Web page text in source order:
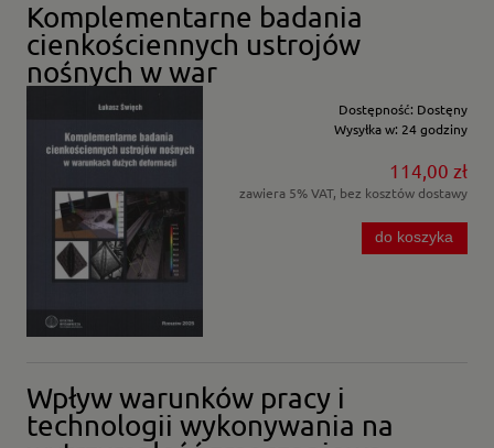
Komplementarne badania
cienkościennych ustrojów
nośnych w war
Dostępność: Dostęny
Wysyłka w: 24 godziny
114,00 zł
zawiera 5% VAT, bez kosztów dostawy
do koszyka
Wpływ warunków pracy i
technologii wykonywania na